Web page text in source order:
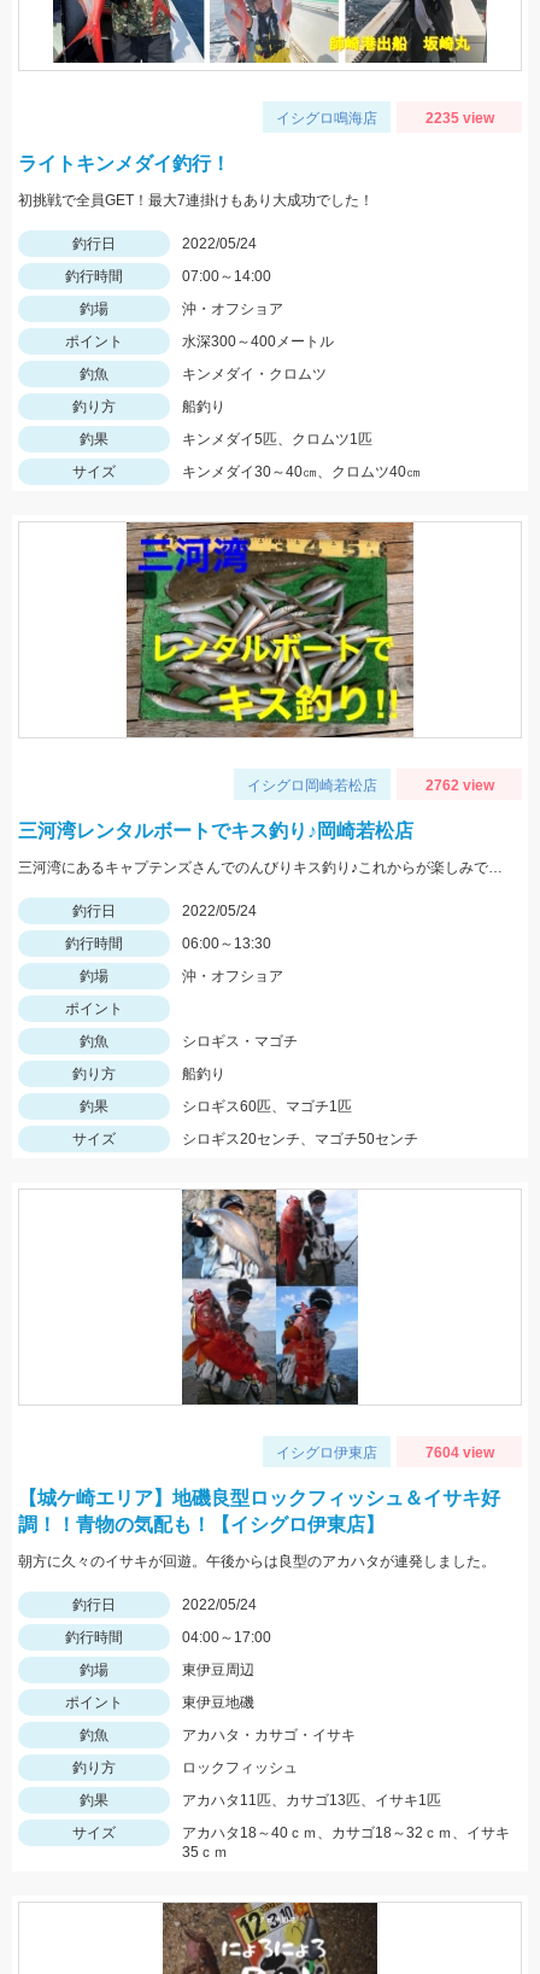
イシグロ鳴海店 2235 view
ライトキンメダイ釣行！
初挑戦で全員GET！最大7連掛けもあり大成功でした！
釣行日
2022/05/24
釣行時間
07:00～14:00
釣場
沖・オフショア
ポイント
水深300～400メートル
釣魚
キンメダイ・クロムツ
釣り方
船釣り
釣果
キンメダイ5匹、クロムツ1匹
サイズ
キンメダイ30～40㎝、クロムツ40㎝
イシグロ岡崎若松店 2762 view
三河湾レンタルボートでキス釣り♪岡崎若松店
三河湾にあるキャプテンズさんでのんびりキス釣り♪これからが楽しみですね♪
釣行日
2022/05/24
釣行時間
06:00～13:30
釣場
沖・オフショア
ポイント
釣魚
シロギス・マゴチ
釣り方
船釣り
釣果
シロギス60匹、マゴチ1匹
サイズ
シロギス20センチ、マゴチ50センチ
イシグロ伊東店 7604 view
【城ケ崎エリア】地磯良型ロックフィッシュ＆イサキ好
調！！青物の気配も！【イシグロ伊東店】
朝方に久々のイサキが回遊。午後からは良型のアカハタが連発しました。
釣行日
2022/05/24
釣行時間
04:00～17:00
釣場
東伊豆周辺
ポイント
東伊豆地磯
釣魚
アカハタ・カサゴ・イサキ
釣り方
ロックフィッシュ
釣果
アカハタ11匹、カサゴ13匹、イサキ1匹
サイズ
アカハタ18～40ｃｍ、カサゴ18～32ｃｍ、イサキ
35ｃｍ